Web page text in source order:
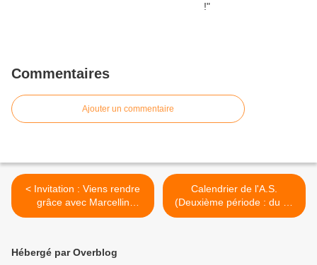
Commentaires
Ajouter un commentaire
< Invitation : Viens rendre
grâce avec Marcellin
Champagnat
Calendrier de l'A.S.
(Deuxième période : du 04
janvier au 12 avril 2017) >
Hébergé par Overblog